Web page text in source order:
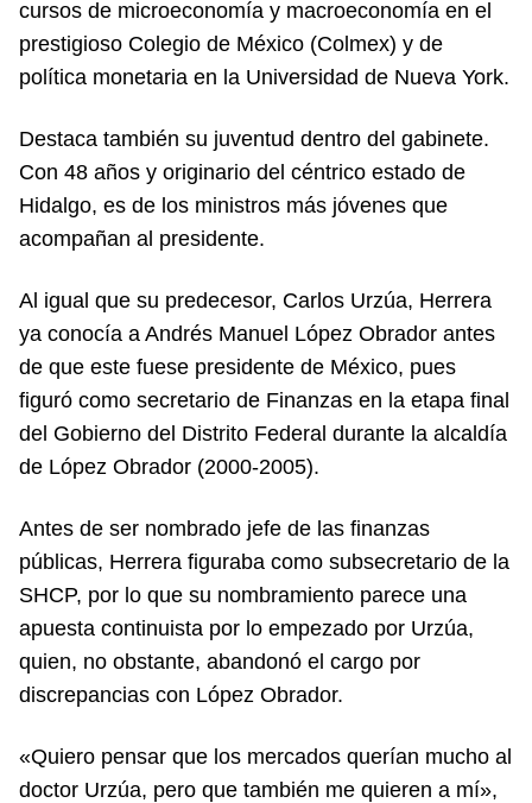
cursos de microeconomía y macroeconomía en el
prestigioso Colegio de México (Colmex) y de
política monetaria en la Universidad de Nueva York.
Destaca también su juventud dentro del gabinete.
Con 48 años y originario del céntrico estado de
Hidalgo, es de los ministros más jóvenes que
acompañan al presidente.
Al igual que su predecesor, Carlos Urzúa, Herrera
ya conocía a Andrés Manuel López Obrador antes
de que este fuese presidente de México, pues
figuró como secretario de Finanzas en la etapa final
del Gobierno del Distrito Federal durante la alcaldía
de López Obrador (2000-2005).
Antes de ser nombrado jefe de las finanzas
públicas, Herrera figuraba como subsecretario de la
SHCP, por lo que su nombramiento parece una
apuesta continuista por lo empezado por Urzúa,
quien, no obstante, abandonó el cargo por
discrepancias con López Obrador.
«Quiero pensar que los mercados querían mucho al
doctor Urzúa, pero que también me quieren a mí»,